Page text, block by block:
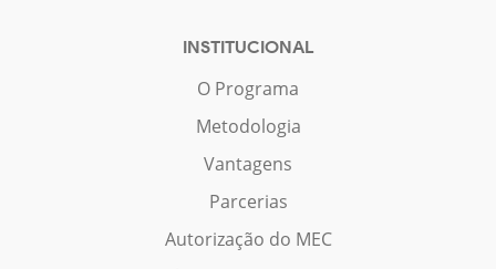
INSTITUCIONAL
O Programa
Metodologia
Vantagens
Parcerias
Autorização do MEC